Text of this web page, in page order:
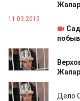
11.03.2019
05.03.2019
07.01.2019
Дело